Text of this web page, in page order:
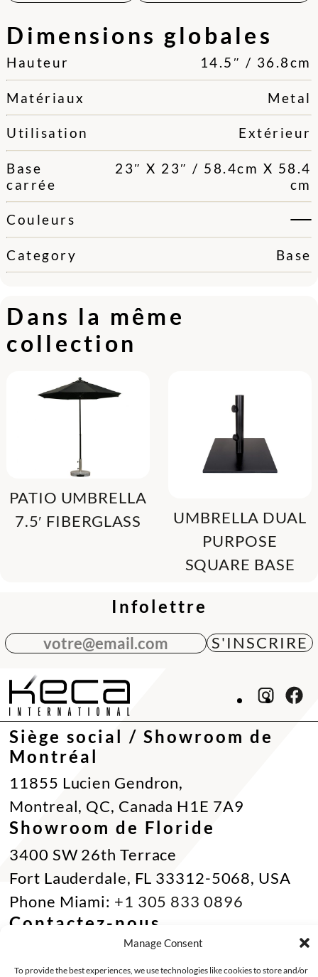
Manage Consent
To provide the best experiences, we use technologies like cookies to store and/or
Dimensions globales
Hauteur 14.5″ / 36.8cm
Matériaux Metal
Utilisation Extérieur
Base
carrée
23″ X 23″ / 58.4cm X 58.4
cm
Couleurs
Category Base
Dans la même
collection
PATIO UMBRELLA
7.5′ FIBERGLASS
UMBRELLA DUAL
PURPOSE
SQUARE BASE
Infolettre
votre@email.com
Siège social / Showroom de
Montréal
11855 Lucien Gendron,
Montreal, QC, Canada H1E 7A9
Showroom de Floride
3400 SW 26th Terrace
Fort Lauderdale, FL 33312-5068, USA
Phone Miami: +1 305 833 0896
Contactez-nous
+1 800 784 1720
Tel :+1 514 494 7997